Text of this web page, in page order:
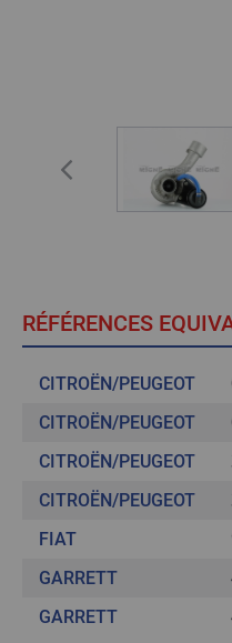
RÉFÉRENCES
CITROËN/PEUGEOT
CITROËN/PEUGEOT
CITROËN/PEUGEOT
CITROËN/PEUGEOT
FIAT
GARRETT
GARRETT